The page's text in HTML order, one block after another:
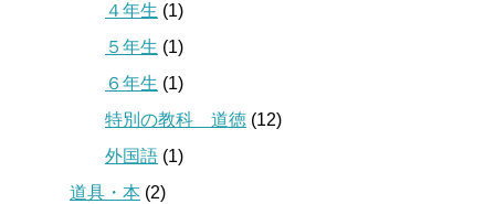
４年生 (1)
５年生 (1)
６年生 (1)
特別の教科 道徳 (12)
外国語 (1)
道具・本 (2)